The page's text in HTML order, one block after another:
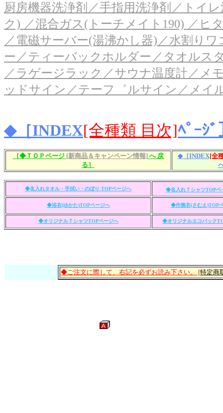
厨房機器洗浄剤／手指用洗浄剤／トイ
ク) ／混合ガス(トーチメイト190) ／ヒ
／電磁サーバー(湯沸かし器)／水割り
ー／ティーバックホルダー／タオルス
／ラゲージラック／サウナ温度計／メ
ッドサイン／テーフ゛ルサイン／メイ
◆［INDEX[全種類 目次]ﾍﾟｰｼ
［◆ＴＯＰページ [新商品＆キャンペーン情報]へ 戻
る］
◆［INDEX[全
◆名入れタオル・手拭い・のぼり TOPページへ ◆名入れＴシャツTOPペ
◆浴衣(ゆかた)TOPページへ ◆作務衣(さむえ)TOP
◆オリジナルＴシャツTOPページへ ◆オリジナルエコバック
◆ご注文に際して、右記を必ずお読み下さい。 [特定商